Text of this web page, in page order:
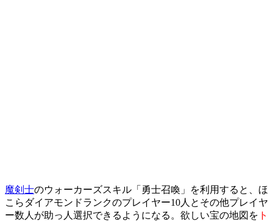
魔剣士のウォーカーズスキル「勇士召喚」を利用すると、ほ
こらダイアモンドランクのプレイヤー10人とその他プレイヤ
ー数人が助っ人選択できるようになる。欲しい宝の地図を ト